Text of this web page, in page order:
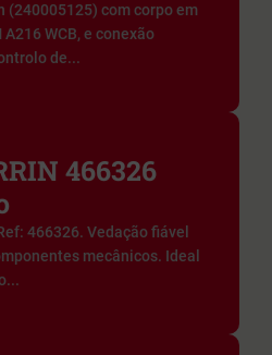
(240005125) com corpo em
WCB, e conexão
de...
466326
466326. Vedação fiável
mecânicos. Ideal